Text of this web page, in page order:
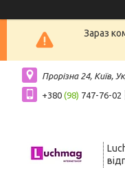
Зараз
Прорізна 24, Київ,
+380 (98) 747-76-02